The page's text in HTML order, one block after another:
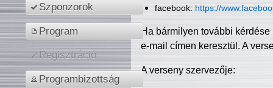
Szponzorok
Program
Regisztráció
Programbizottság
facebook: https://
Ha bármilyen további
e-mail címen keresztül. A
A verseny szervezője: